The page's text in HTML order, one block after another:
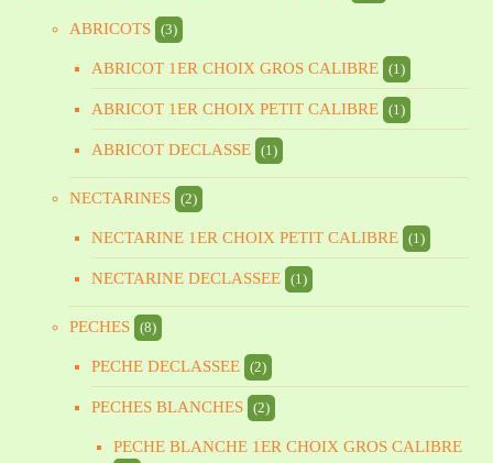
ABRICOTS (3)
ABRICOT 1ER CHOIX GROS CALIBRE (1)
ABRICOT 1ER CHOIX PETIT CALIBRE (1)
ABRICOT DECLASSE (1)
NECTARINES (2)
NECTARINE 1ER CHOIX PETIT CALIBRE (1)
NECTARINE DECLASSEE (1)
PECHES (8)
PECHE DECLASSEE (2)
PECHES BLANCHES (2)
PECHE BLANCHE 1ER CHOIX GROS CALIBRE